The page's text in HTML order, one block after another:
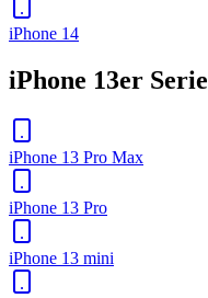
iPhone 14
iPhone 13er Serie
iPhone 13 Pro Max
iPhone 13 Pro
iPhone 13 mini